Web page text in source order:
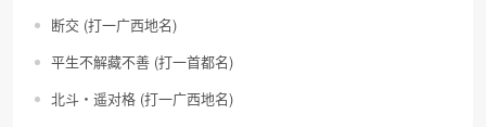
断交 (打一广西地名)
平生不解藏不善 (打一首都名)
北斗・遥对格 (打一广西地名)